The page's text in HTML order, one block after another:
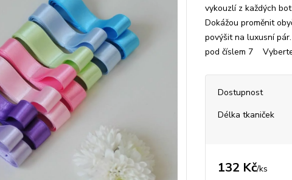
vykouzlí z každých
Dokážou proměnit
povýšit na luxusní
pod číslem 7
Dostupnost
Délka tkaniček
132 Kč/ks